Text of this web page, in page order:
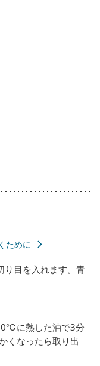
ために
り目を入れます。青
に熱した油で3分
くなったら取り出